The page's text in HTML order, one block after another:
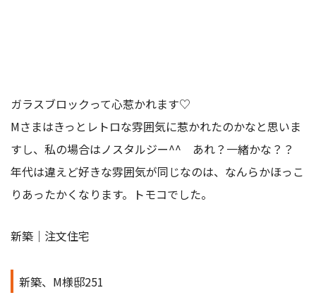
ガラスブロックって心惹かれます♡
Mさまはきっとレトロな雰囲気に惹かれたのかなと思いま
すし、私の場合はノスタルジー^^ あれ？一緒かな？？
年代は違えど好きな雰囲気が同じなのは、なんらかほっこ
りあったかくなります。トモコでした。
新築｜注文住宅
新築、M様邸251